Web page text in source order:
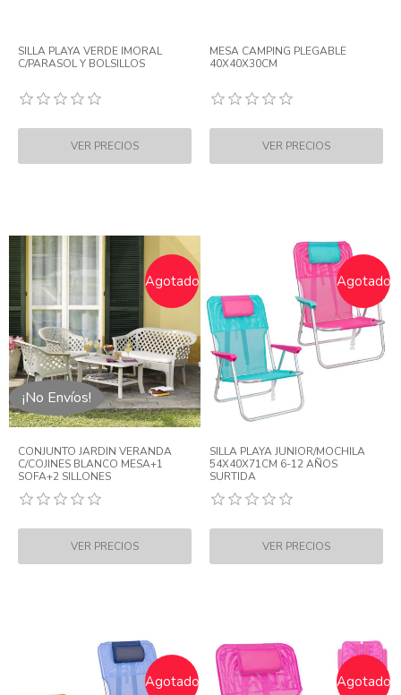
SILLA PLAYA VERDE IMORAL
C/PARASOL Y BOLSILLOS
MESA CAMPING PLEGABLE
40X40X30CM
Agotado
¡No Envíos!
CONJUNTO JARDIN VERANDA
C/COJINES BLANCO MESA+1
SOFA+2 SILLONES
Agotado
SILLA PLAYA JUNIOR/MOCHILA
54X40X71CM 6-12 AÑOS
SURTIDA
Agotado Agotado